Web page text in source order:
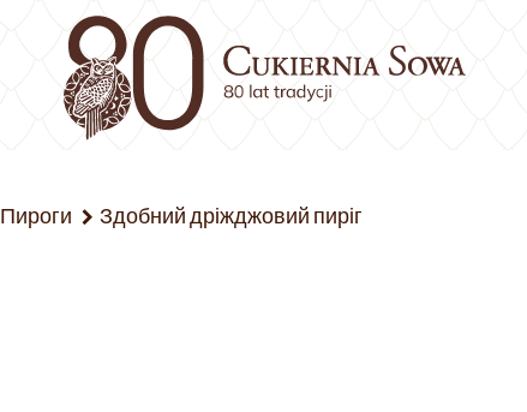
Пироги Здобний дріжджовий пиріг